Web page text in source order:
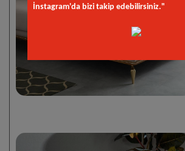
İnstagram'da bizi takip edebilirsiniz."